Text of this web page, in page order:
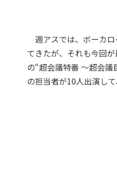
週アスでは、ボーカ
てきたが、それも今回
の“超会議特番 ～超会
の担当者が10人出演し